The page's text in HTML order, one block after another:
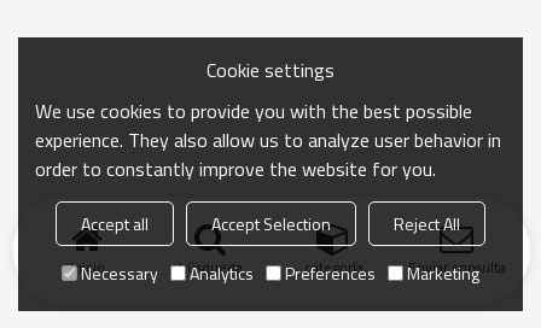
Inicio búsqueda categoría Enviar consulta
Cookie settings
We use cookies to provide you with the best possible
experience. They also allow us to analyze user behavior in
order to constantly improve the website for you.
Accept all Accept Selection
Reject All
Necessary
Analytics Preferences Marketing